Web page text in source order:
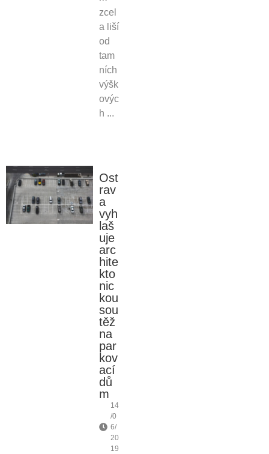
zcel
a liší
od
tam
ních
výšk
ovýc
h ...
Ost
rav
a
vyh
laš
uje
arc
hite
kto
nic
kou
sou
těž
na
par
kov
ací
dů
m
14
/0
6/
20
19